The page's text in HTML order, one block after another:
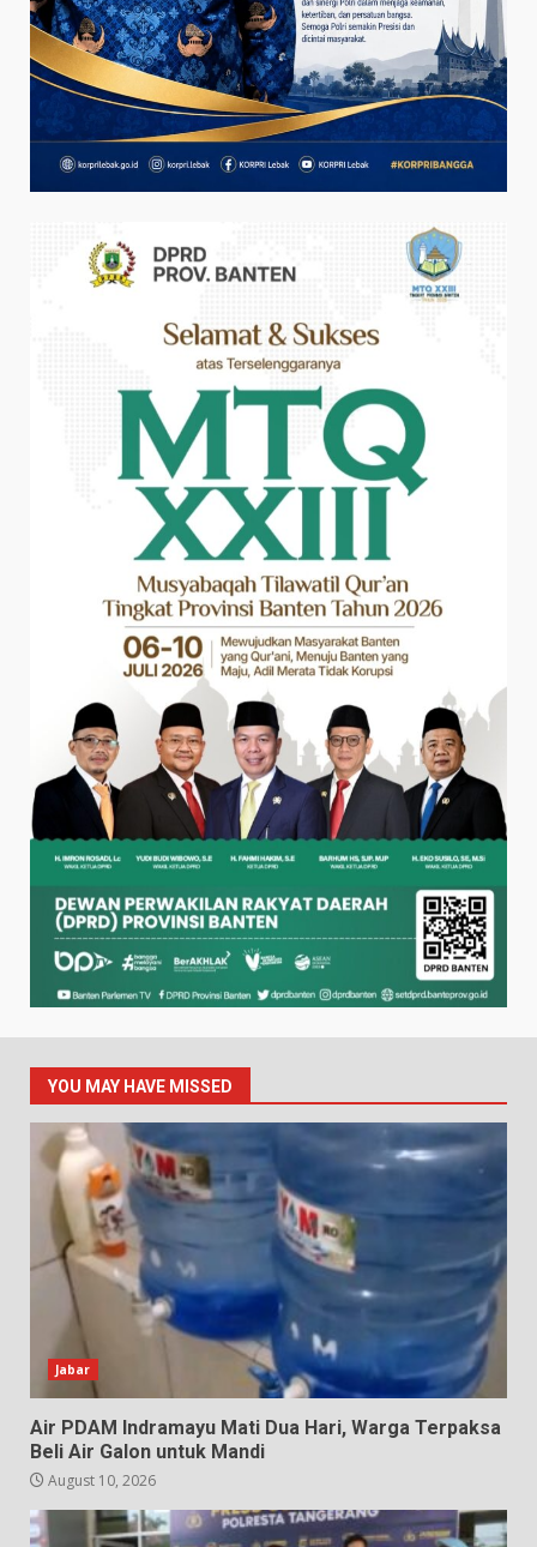
YOU MAY HAVE MISSED
Jabar
Air PDAM Indramayu Mati Dua Hari, Warga Terpaksa
Beli Air Galon untuk Mandi
August 10, 2026